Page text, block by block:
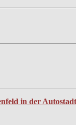
in der Autostadt